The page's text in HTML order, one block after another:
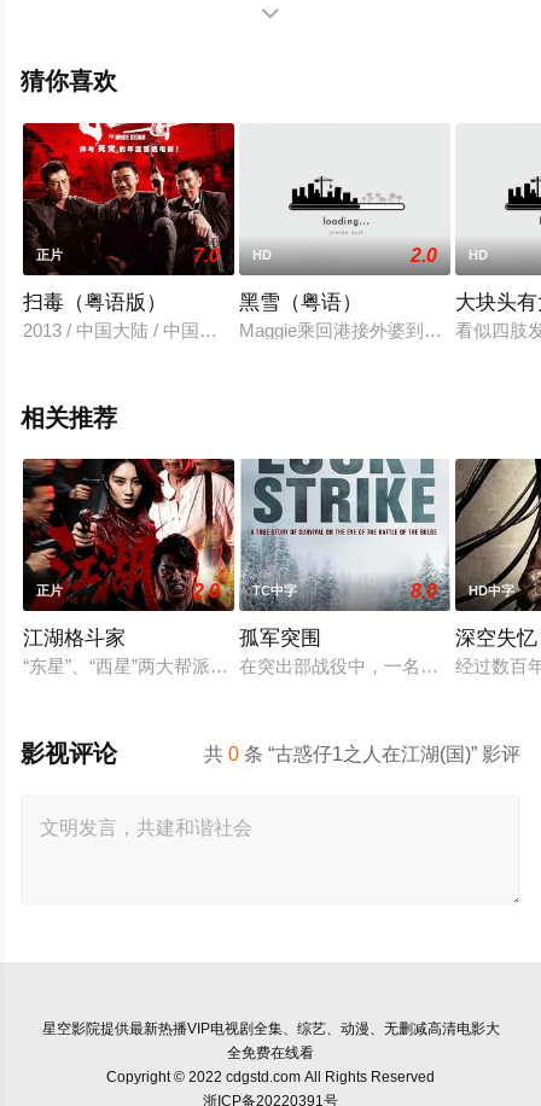
晓峰,朱永棠,吴镇宇,任达华,罗兰,黎姿,吴志雄,林迪安,林尚
蔡业信,李道谕,曾小燕,植敬雯,何嘉辉,李道瑜,周树基等演员
集），手机免费观看高清未删减完整版电影大全就上星空
影视，更多相关信息可移步至豆瓣电影、电视猫或剧情网
等平台了解。

猜你喜欢
正片 7.0
扫毒（粤语版）
2013 / 中国大陆 / 中国香港 / 古天乐,张家辉,刘青云,袁泉,卢海鹏
HD 2.0
黑雪（粤语）
Maggie乘回港接外婆到加拿大它居
HD
大块头
看似四肢
相关推荐
正片 2.0
江湖格斗家
“东星”、“西星”两大帮派一直争斗不止，文淑和静恬误入两大帮
TC中字 8.0
孤军突围
在突出部战役中，一名负伤的美军士
HD中字
深空失忆
经过数百
共0 条 “古惑仔1之人在江湖(国)” 影评
影视评论
星空影院提供最新热播VIP电视剧全集、综艺、动漫、无删减高清电影大
全免费在线看
Copyright © 2022 cdgstd.com All Rights Reserved
浙ICP备20220391号